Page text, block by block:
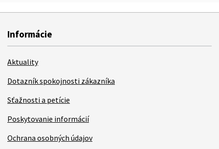
Informácie
Aktuality
Dotazník spokojnosti zákazníka
Sťažnosti a petície
Poskytovanie informácií
Ochrana osobných údajov